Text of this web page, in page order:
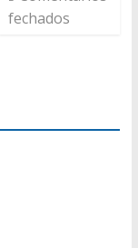
fechados